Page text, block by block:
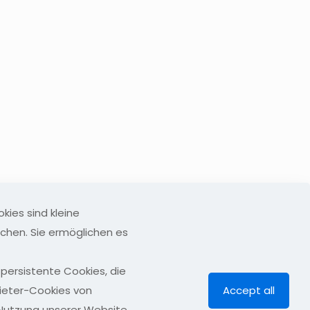
sind kleine
Sie ermöglichen es
Cookies, die
Cookies von
Accept all